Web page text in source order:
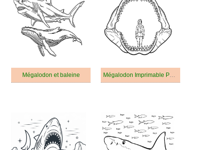
Mégalodon et baleine Mégalodon Imprimable Pour les Enfants